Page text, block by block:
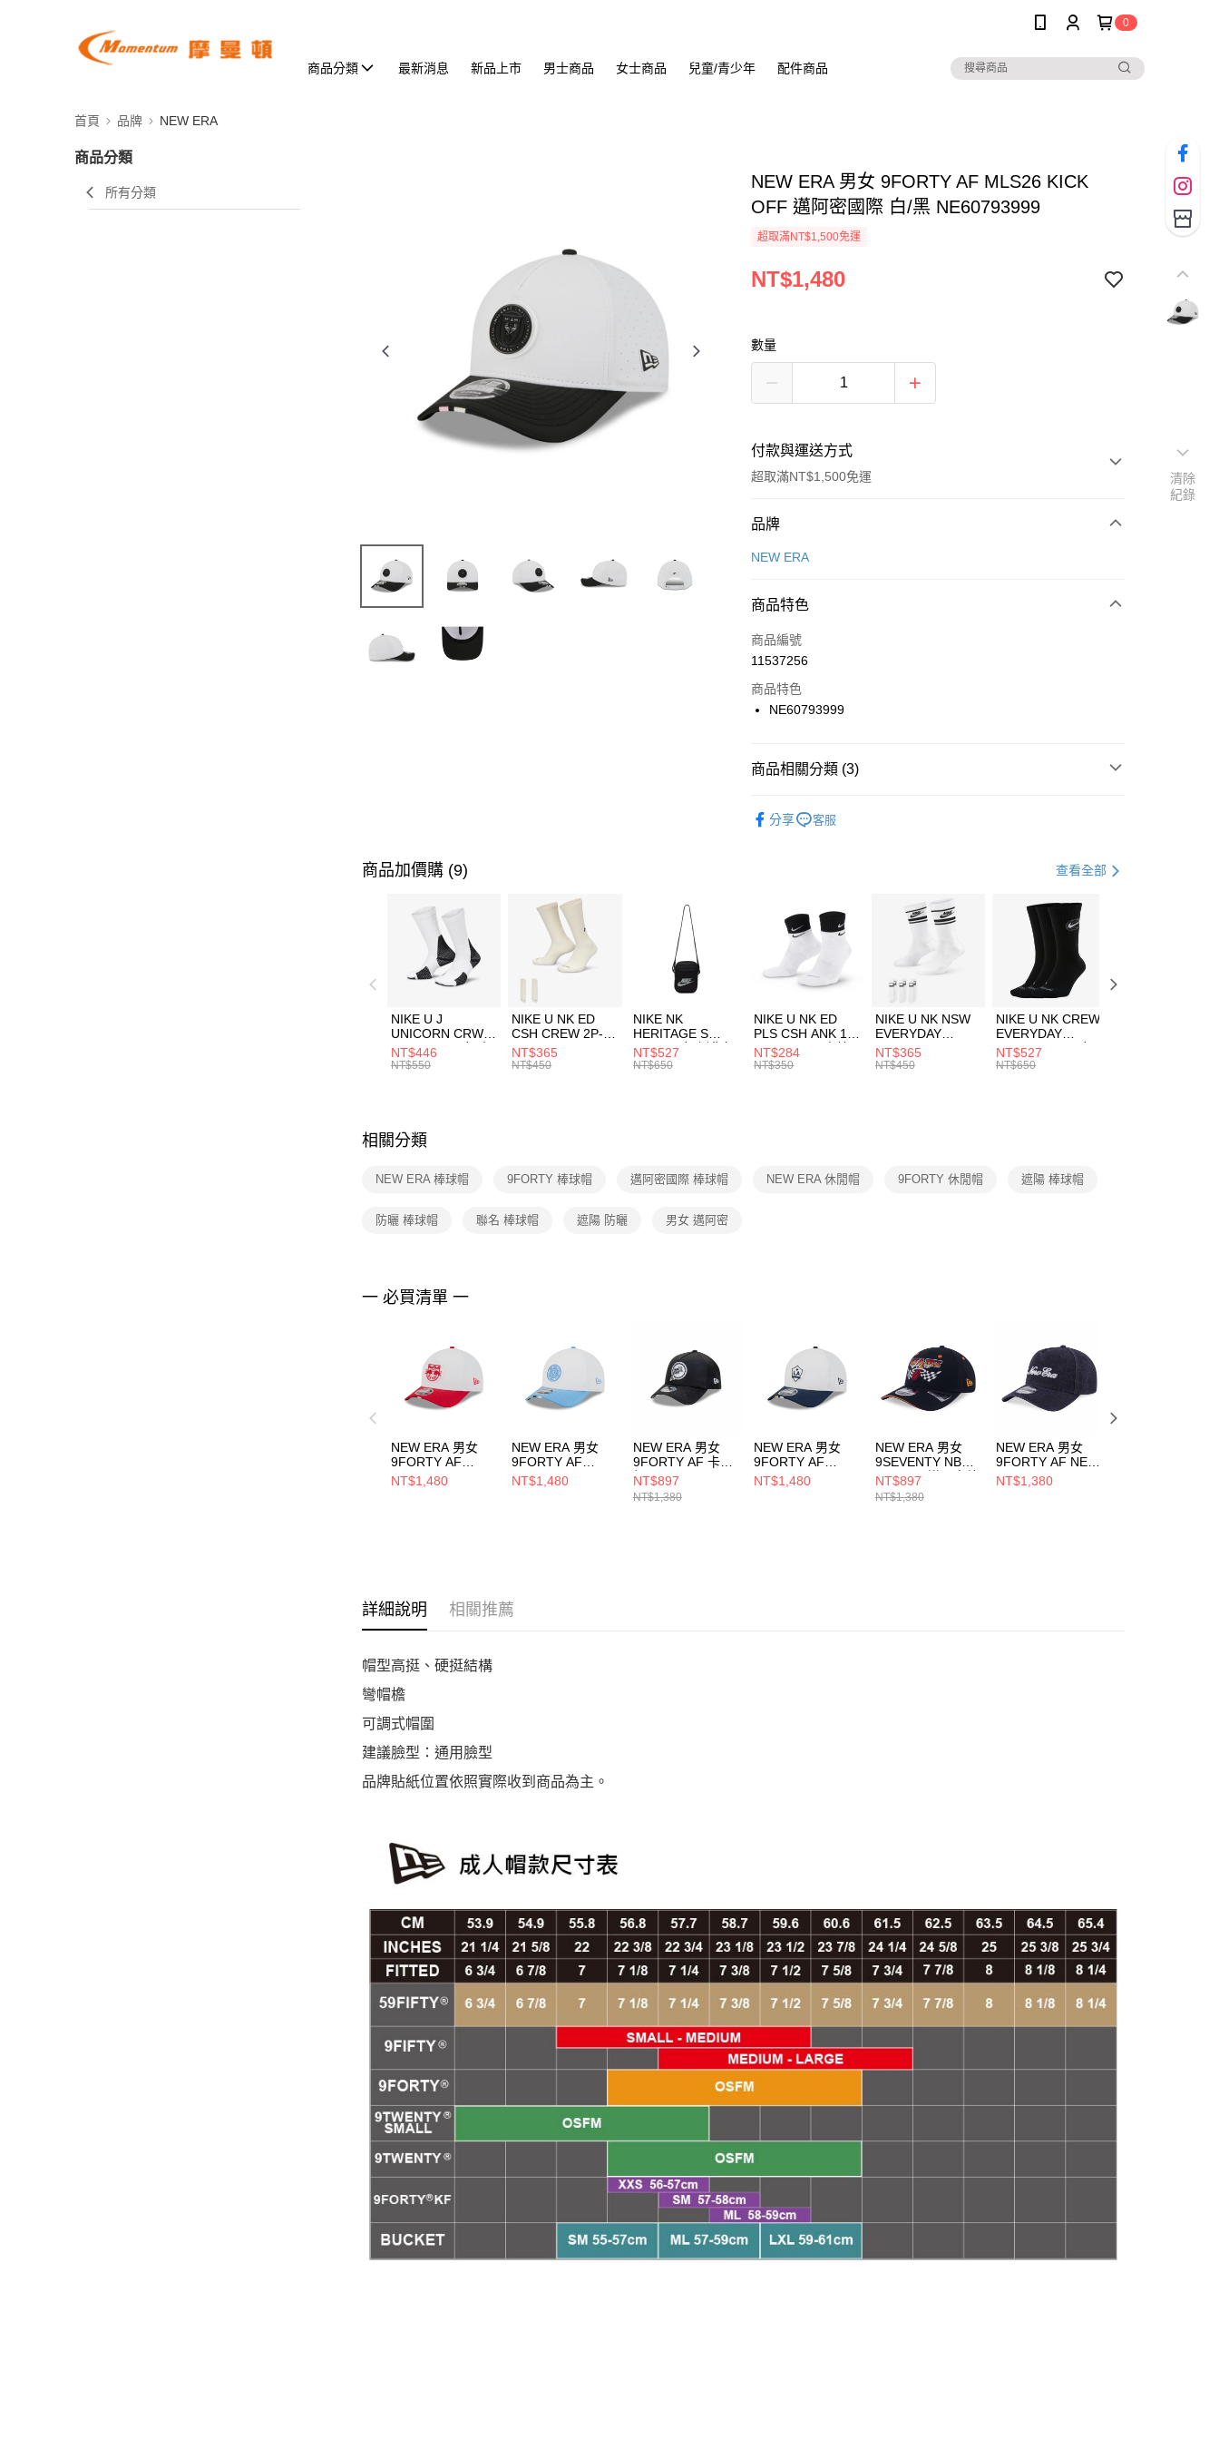
0
商品分類 最新消息 新品上市 男士商品 女士商品 兒童/青少年 配件商品
首頁 品牌 NEW ERA
商品分類
所有分類
NEW ERA 男女 9FORTY AF MLS26 KICK
OFF 邁阿密國際 白/黑 NE60793999
超取滿NT$1,500免運
NT$1,480
數量
付款與運送方式
超取滿NT$1,500免運
付款方式
信用卡一次付款
合作金庫商業銀行
華南商業銀行
上海商業儲蓄銀行
國泰世華商業銀行
聯邦商業銀行
台新國際商業銀行
LINE Pay
Apple Pay
【關於「AFTEE先享後付」】
３．安心：先確認商品／服務後，再付款。
【「AFTEE先享後付」結帳流程】
１．於結帳方式選擇「AFTEE先享後付」後，將跳轉至「AFTEE先享後
付」結帳頁面，進行簡訊認證並確認金額後，即可完成結帳。
２．訂單成立數日內，您將收到繳費通知簡訊。
３．收到繳費通知簡訊後14天內，點擊此簡訊中的連結，可透過四大超商
／ATM／網路銀行／等多元方式進行付款，方視為交易完成。
※ 請注意：結帳手續完成當下不需立刻繳費，但若您需要取消訂單，請聯
絡購買商品的店家。未經商家同意取消之訂單仍視為有效，需透過AFTEE
先享後付繳納相關費用。
交易，需依本服務之必要範圍內提供個人資料，並將交易相關給付款項請
５．嚴禁一人註冊多個帳號或使用他人資訊註冊。若發現惡意使用之情
形，恩沛科技股份有限公司將有權停止該用戶之使用額度並採取法律行
每筆NT$100，滿NT$1,500(含以上)免運費
每筆NT$100，滿NT$1,500(含以上)免運費
付款後門市自取
每筆NT$100，滿NT$1,500(含以上)免運費
品牌
NEW ERA
商品特色
商品編號
11537256
商品特色
NE60793999
商品相關分類 (3)
分享 客服
商品加價購 (9) 查看全部
NIKE U J
UNICORN CRW
1PR -160 男女 中
統襪 FZ3393100
NT$446
NT$550
NIKE U NK ED
CSH CREW 2P-
144 EMBRDY 男
女 短統襪
NT$365
NT$450
NIKE NK
HERITAGE S
SMIT 男女 側背包
BA5871010
NT$527
NT$650
NIKE U NK ED
PLS CSH ANK 1P
144 DBL 男 中統
襪 DH4058104
NT$284
NT$350
NIKE U NK NSW
EVERYDAY
ESSENTIAL CR
男女 短統襪
NT$365
NT$450
NIKE U NK CREW
EVERYDAY
BBALL 3PR 男女
長統襪
NT$527
NT$650
相關分類
NEW ERA 棒球帽 9FORTY 棒球帽 邁阿密國際 棒球帽 NEW ERA 休閒帽 9FORTY 休閒帽 遮陽 棒球帽
防曬 棒球帽 聯名 棒球帽 遮陽 防曬 男女 邁阿密
一 必買清單 一
NEW ERA 男女
9FORTY AF
MLS26 KICK OFF
紐約紅牛 白/紅
NT$1,480
NEW ERA 男女
9FORTY AF
MLS26 KICK OFF
紐約城 白/藍
NT$1,480
NEW ERA 男女
9FORTY AF 卡車
帽 NFL CLASSIC
BLACK WHITE 邁
阿密海豚 黑
NT$897
NT$1,380
NEW ERA 男女
9FORTY AF
MLS26 KICK OFF
洛杉磯銀河 白/藍
NT$1,480
NEW ERA 男女
9SEVENTY NBA
RACING 邁阿密熱
火 黑
NE14700449
NT$897
NT$1,380
NEW ERA 男女
9FORTY AF NEW
ERA FW25 NEW
ERA 單寧黑
NT$1,380
詳細說明 相關推薦
帽型高挺、硬挺結構
彎帽檐
可調式帽圍
建議臉型：通用臉型
品牌貼紙位置依照實際收到商品為主。
清除
紀錄